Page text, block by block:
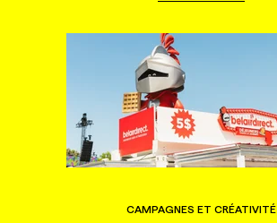
CAMPAGNES ET CRÉATIVITÉ